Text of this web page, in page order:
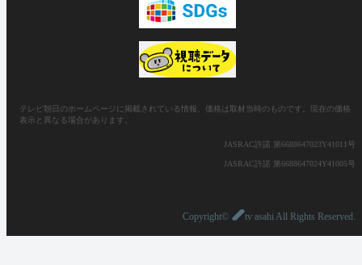
テレビ朝日のホームページに掲載されている情報、価格は取材当時のものです。現在の価格
表示と異なる場合があります。
JASRAC許諾 第6688647023Y41011号
JASRAC許諾 第6688647024Y41005号
Copyright© tv asahi All Rights Reserved.